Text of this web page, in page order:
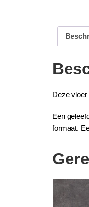
Deze vloer
Een
formaat.